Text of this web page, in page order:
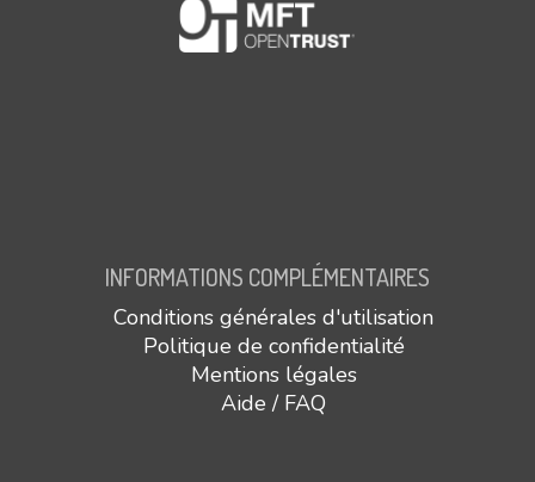
INFORMATIONS COMPLÉMENTAIRES
Conditions générales d'utilisation
Politique de confidentialité
Mentions légales
Aide / FAQ